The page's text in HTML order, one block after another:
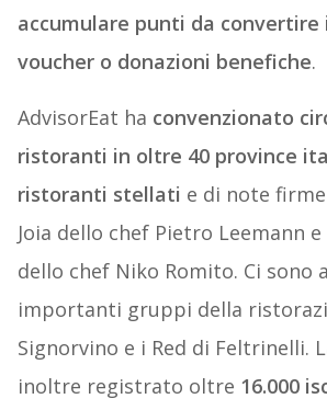
accumulare punti da
voucher o donazioni benefiche.
AdvisorEat ha convenzionato
ristoranti in oltre 40 province
ristoranti stellati e di note
Joia dello chef Pietro Leemann
dello chef Niko Romito. Ci sono
importanti gruppi della
Signorvino e i Red di Feltrinelli.
inoltre registrato oltre 16.000